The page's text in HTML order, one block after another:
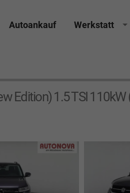
Autoankauf Werkstatt
Edition) 1.5 TSI 110kW